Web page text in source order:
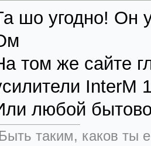
шо угодно! Он
том же сайте
InterM
любой
таким, каков ты